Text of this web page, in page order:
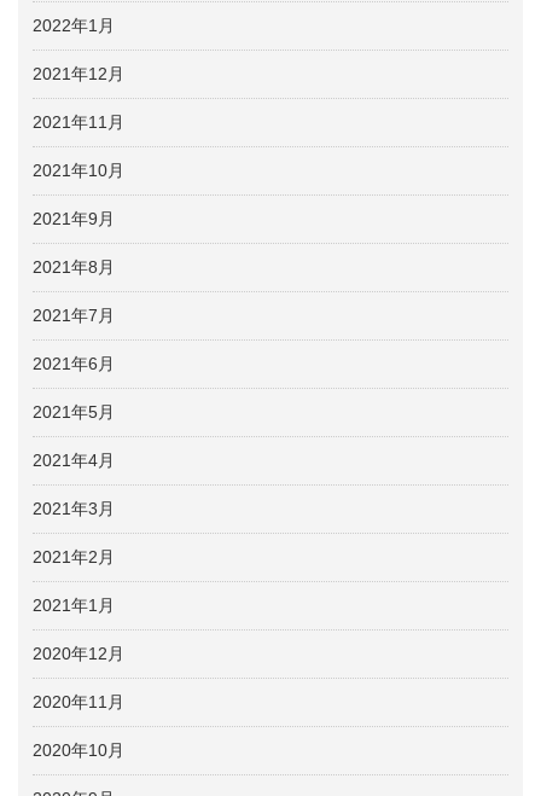
2022年1月
2021年12月
2021年11月
2021年10月
2021年9月
2021年8月
2021年7月
2021年6月
2021年5月
2021年4月
2021年3月
2021年2月
2021年1月
2020年12月
2020年11月
2020年10月